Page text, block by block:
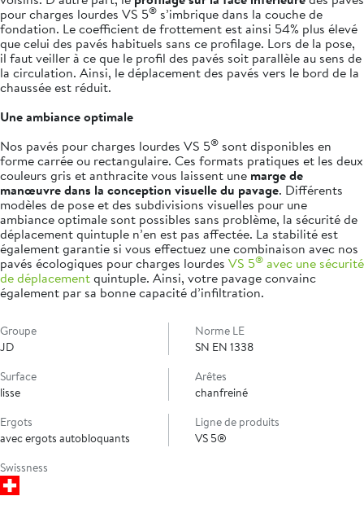
pour charges lourdes VS 5® s’imbrique dans la couche de
fondation. Le coefficient de frottement est ainsi 54% plus élevé
que celui des pavés habituels sans ce profilage. Lors de la pose,
il faut veiller à ce que le profil des pavés soit parallèle au sens de
la circulation. Ainsi, le déplacement des pavés vers le bord de la
chaussée est réduit.
Une ambiance optimale
Nos pavés pour charges lourdes VS 5® sont disponibles en
forme carrée ou rectangulaire. Ces formats pratiques et les deux
couleurs gris et anthracite vous laissent unemarge de
manœuvre dans la conception visuelle du pavage. Différents
modèles de pose et des subdivisions visuelles pour une
ambiance optimale sont possibles sans problème, la sécurité de
déplacement quintuple n’en est pas affectée. La stabilité est
également garantie si vous effectuez une combinaison avec nos
pavés écologiques pour charges lourdes VS 5® avec une sécurité
de déplacementquintuple. Ainsi, votre pavage convainc
également par sa bonne capacité d’infiltration.
Groupe
JD
Norme LE
SN EN 1338
Surface
lisse
Arêtes
chanfreiné
Ergots
avec ergots autobloquants
Ligne de produits
VS 5®
Swissness